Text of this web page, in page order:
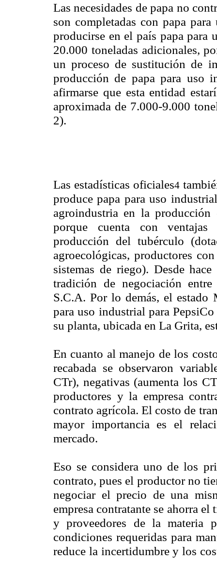
Las necesidades de papa no
son completadas con papa
producirse en el país papa para
20.000 toneladas adicionales,
un proceso de sustitución de
producción de papa para uso
afirmarse que esta entidad
aproximada de 7.000-9.000
2).
Las estadísticas oficiales4
produce papa para uso
agroindustria en la
porque cuenta con
producción del tubérculo
agroecológicas, productores
sistemas de riego). Desde
tradición de negociación
S.C.A. Por lo demás, el estado
para uso industrial para
su planta, ubicada en La Grita,
En cuanto al manejo de los
recabada se observaron
CTr), negativas (aumenta los
productores y la empresa
contrato agrícola. El costo de
mayor importancia es el
mercado.
Eso se considera uno de los
contrato, pues el productor no
negociar el precio de una
empresa contratante se ahorra
y proveedores de la materia
condiciones requeridas para
reduce la incertidumbre y los